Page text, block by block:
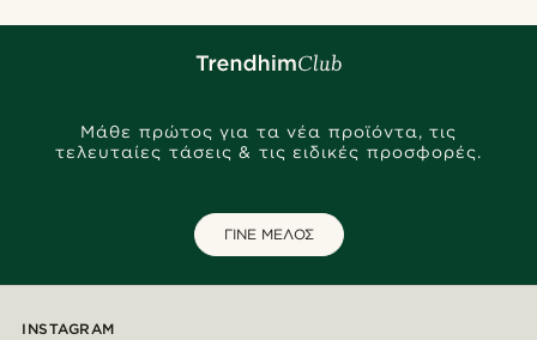
Μάθε πρώτος για τα νέα προϊόντα, τις
τελευταίες τάσεις & τις ειδικές προσφορές.
ΓΙΝΕ ΜΕΛΟΣ
INSTAGRAM